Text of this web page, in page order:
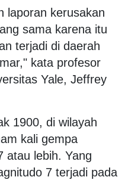
laporan kerusakan
sama karena itu
terjadi di daerah
kata profesor
Yale, Jeffrey
1900, di wilayah
kali gempa
atau lebih. Yang
7 terjadi pada